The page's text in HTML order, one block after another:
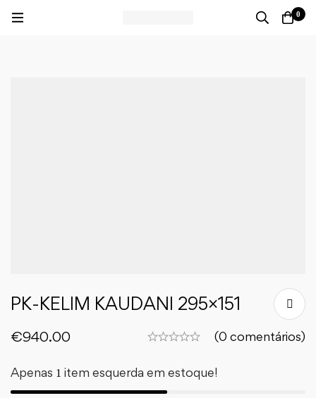
0
PK-KELIM KAUDANI 295×151
€940.00 (0 comentários)
Apenas 1 item esquerda em estoque!